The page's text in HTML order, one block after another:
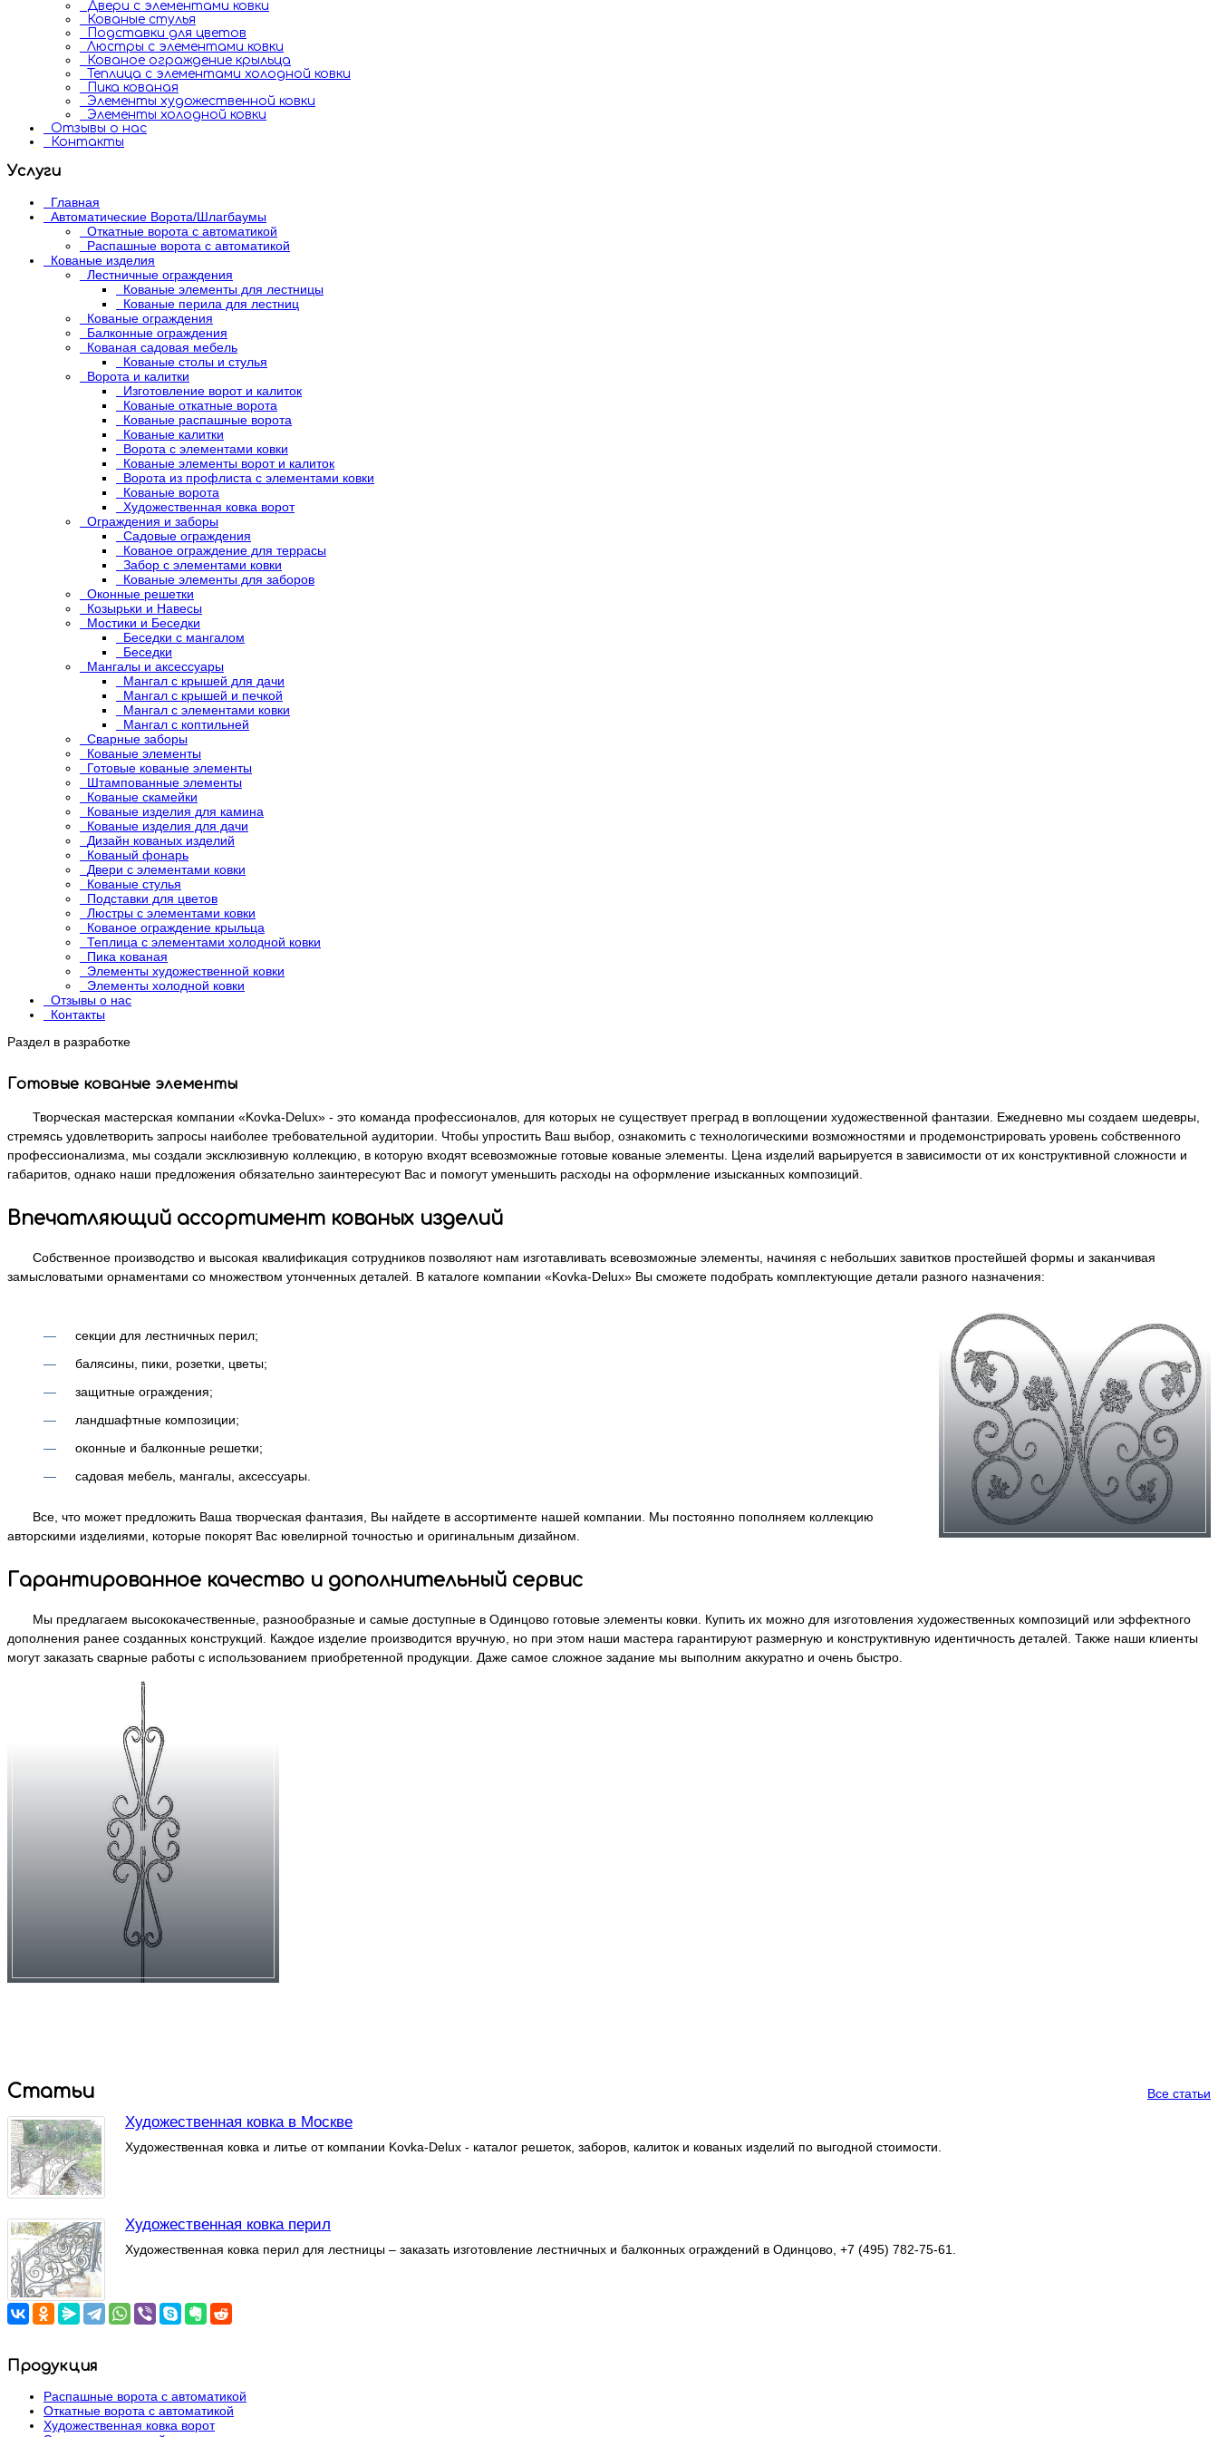
Двери с элементами ковки
Кованые стулья
Подставки для цветов
Люстры с элементами ковки
Кованое ограждение крыльца
Теплица с элементами холодной ковки
Пика кованая
Элементы художественной ковки
Элементы холодной ковки
Отзывы о нас
Контакты
Услуги
Главная
Автоматические Ворота/Шлагбаумы
Откатные ворота с автоматикой
Распашные ворота с автоматикой
Кованые изделия
Лестничные ограждения
Кованые элементы для лестницы
Кованые перила для лестниц
Кованые ограждения
Балконные ограждения
Кованая садовая мебель
Кованые столы и стулья
Ворота и калитки
Изготовление ворот и калиток
Кованые откатные ворота
Кованые распашные ворота
Кованые калитки
Ворота с элементами ковки
Кованые элементы ворот и калиток
Ворота из профлиста с элементами ковки
Кованые ворота
Художественная ковка ворот
Ограждения и заборы
Садовые ограждения
Кованое ограждение для террасы
Забор с элементами ковки
Кованые элементы для заборов
Оконные решетки
Козырьки и Навесы
Мостики и Беседки
Беседки с мангалом
Беседки
Мангалы и аксессуары
Мангал с крышей для дачи
Мангал с крышей и печкой
Мангал с элементами ковки
Мангал с коптильней
Сварные заборы
Кованые элементы
Готовые кованые элементы
Штампованные элементы
Кованые скамейки
Кованые изделия для камина
Кованые изделия для дачи
Дизайн кованых изделий
Кованый фонарь
Двери с элементами ковки
Кованые стулья
Подставки для цветов
Люстры с элементами ковки
Кованое ограждение крыльца
Теплица с элементами холодной ковки
Пика кованая
Элементы художественной ковки
Элементы холодной ковки
Отзывы о нас
Контакты
Раздел в разработке
Готовые кованые элементы
Творческая мастерская компании «Kovka-Delux» - это команда профессионалов, для которых не существует преград в воплощении художественной фантазии. Ежедневно мы создаем шедевры,
стремясь удовлетворить запросы наиболее требовательной аудитории. Чтобы упростить Ваш выбор, ознакомить с технологическими возможностями и продемонстрировать уровень собственного
профессионализма, мы создали эксклюзивную коллекцию, в которую входят всевозможные готовые кованые элементы. Цена изделий варьируется в зависимости от их конструктивной сложности и
габаритов, однако наши предложения обязательно заинтересуют Вас и помогут уменьшить расходы на оформление изысканных композиций.
Впечатляющий ассортимент кованых изделий
Собственное производство и высокая квалификация сотрудников позволяют нам изготавливать всевозможные элементы, начиняя с небольших завитков простейшей формы и заканчивая
замысловатыми орнаментами со множеством утонченных деталей. В каталоге компании «Kovka-Delux» Вы сможете подобрать комплектующие детали разного назначения:
секции для лестничных перил;
балясины, пики, розетки, цветы;
защитные ограждения;
ландшафтные композиции;
оконные и балконные решетки;
садовая мебель, мангалы, аксессуары.
Все, что может предложить Ваша творческая фантазия, Вы найдете в ассортименте нашей компании. Мы постоянно пополняем коллекцию
авторскими изделиями, которые покорят Вас ювелирной точностью и оригинальным дизайном.
Гарантированное качество и дополнительный сервис
Мы предлагаем высококачественные, разнообразные и самые доступные в Одинцово готовые элементы ковки. Купить их можно для изготовления художественных композиций или эффектного
дополнения ранее созданных конструкций. Каждое изделие производится вручную, но при этом наши мастера гарантируют размерную и конструктивную идентичность деталей. Также наши клиенты
могут заказать сварные работы с использованием приобретенной продукции. Даже самое сложное задание мы выполним аккуратно и очень быстро.
Статьи Все статьи
Художественная ковка в Москве
Художественная ковка и литье от компании Kovka-Delux - каталог решеток, заборов, калиток и кованых изделий по выгодной стоимости.
Художественная ковка перил
Художественная ковка перил для лестницы – заказать изготовление лестничных и балконных ограждений в Одинцово, +7 (495) 782-75-61.
Продукция
Распашные ворота с автоматикой
Откатные ворота с автоматикой
Художественная ковка ворот